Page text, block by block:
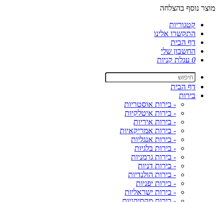
מוצר נוסף בהצלחה
קטגוריות
התקשרו אלינו
דף הבית
החשבון שלי
0 עגלת קניות
דף הבית
בירות
- בירות אוסטריות
- בירות איטלקיות
- בירות איריות
- בירות אמריקאיות
- בירות אנגליות
- בירות בלגיות
- בירות גרמניות
- בירות דניות
- בירות הולנדיות
- בירות יפניות
- בירות ישראליות